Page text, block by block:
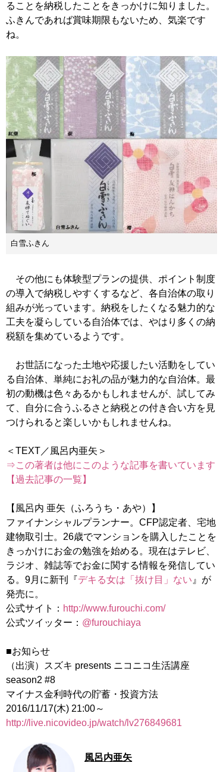
ることを納税したことをきっかけに知りました。
ふきんであれば賞味期限もないため、気楽です
ね。
白雪ふきん
その他にも体験型プランの提供、ポイント制度
の導入で納税しやすくするなど、各自治体の取り
組みが光っています。納税をしたくなる魅力的な
工夫を凝らしている自治体では、やはり多くの納
税額を集めているようです。
お世話になった土地や応援したい活動をしてい
る自治体、単純にお礼の品が魅力的な自治体。最
初の動機は色々あるかもしれませんが、試してみ
て、自分に合うふるさと納税との付き合い方を見
つけられると楽しいかもしれませんね。
⇒この著者は他にこのような記事を書いています
【過去記事の一覧】
【風呂内 亜矢（ふろうち・あや）】
ファイナンシャルプランナー。CFP認定者、宅地
建物取引士。26歳でマンションを購入したことを
きっかけにお金の勉強を始める。現在はテレビ、
ラジオ、雑誌等でお金に関する情報を発信してい
る。9月に新刊『デキる女は「抜け目」ない 』が
発売に。
公式サイト： http://www.furouchi.com/
公式ツイッター： @furouchiaya
■お知らせ
（出演）スズキ presents ニコニコ生活講座
season2 #8
マイナス金利時代の貯蓄・投資方法
http://live.nicovideo.jp/watch/lv276849681
風呂内亜矢